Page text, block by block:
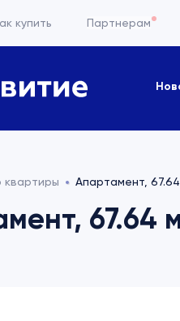
купить Партнерам
квартиры Апартамент,
67.64